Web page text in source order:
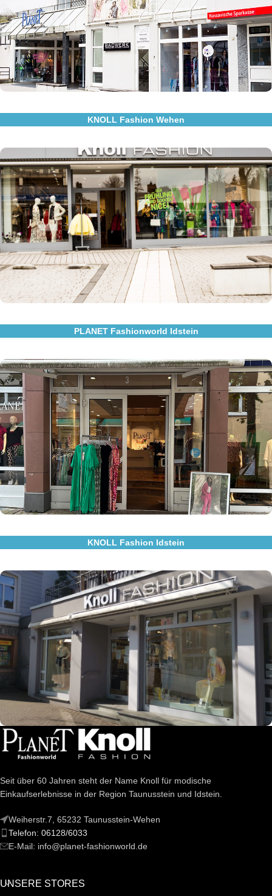
Weiherstr.7
65232 Taunusstein
Zum Store
KNOLL Fashion Wehen
Besuchen Sie uns in Wehen
Knoll Fashion
Weiherstr.2
65232 Taunusstein
Zum Store
PLANET Fashionworld Idstein
Besuchen Sie uns in Idstein
Planet Fashionworld
Löhergasse 3
65510 Idstein
Zum Store
KNOLL Fashion Idstein
Besuchen Sie uns in Idstein
Knoll Fashion
Wiesbadener Str. 5
65510 Idstein
Zum Store
Seit über 60 Jahren steht der Name Knoll für modische
Einkaufserlebnisse in der Region Taunusstein und Idstein.
Weiherstr.7, 65232 Taunusstein-Wehen
Telefon: 06128/6033
E-Mail: info@planet-fashionworld.de
UNSERE STORES